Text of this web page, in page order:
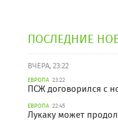
ПОСЛЕДНИЕ
ВЧЕРА, 23:22
ЕВРОПА 23:22
ПСЖ договорился с
ЕВРОПА 22:45
Лукаку может